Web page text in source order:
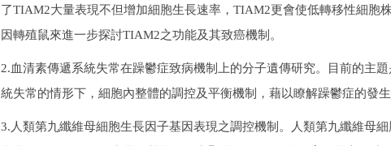
了TIAM2大量表現不但增加細胞生長速率，TIAM2更會使低轉移性細胞
因轉殖鼠來進一步探討TIAM2之功能及其致癌機制。
2.血清素傳遞系統失常在躁鬱症致病機制上的分子遺傳研究。目前的主
統失常的情形下，細胞內整體的調控及平衡機制，藉以瞭解躁鬱症的發生
3. 人類第九纖維母細胞生長因子基因表現之調控機制。人類第九纖維母